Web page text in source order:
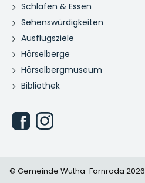
Schlafen & Essen
Sehenswürdigkeiten
Ausflugsziele
Hörselberge
Hörselbergmuseum
Bibliothek
© Gemeinde Wutha-Farnroda 2026